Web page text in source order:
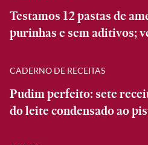
Testamos 12 pastas de
purinhas e sem aditivos;
CADERNO DE RECEITAS
Pudim perfeito: sete
do leite condensado ao